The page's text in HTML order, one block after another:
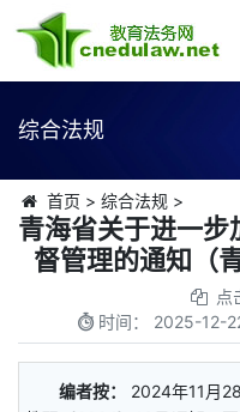
综合法规
首页 > 综合法规 >
青海省关于进一
督管理的通知（
点
时间： 2025-12-
编者按：
2024年11月